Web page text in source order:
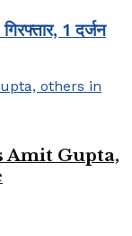
1 दर्जन
Amit Gupta,